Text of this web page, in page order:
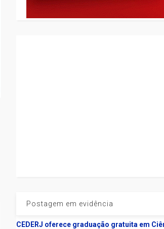
Postagem em evidência
CEDERJ oferece graduação gratuita em